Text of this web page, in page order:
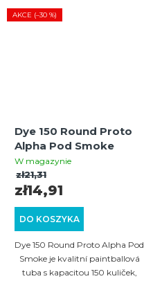
AKCE (–30 %)
Dye 150 Round Proto
Alpha Pod Smoke
W magazynie
DO KOSZYKA
zł14,91
zł21,31
Dye 150 Round Proto Alpha Pod
Smoke je kvalitní paintballová
tuba s kapacitou 150 kuliček,